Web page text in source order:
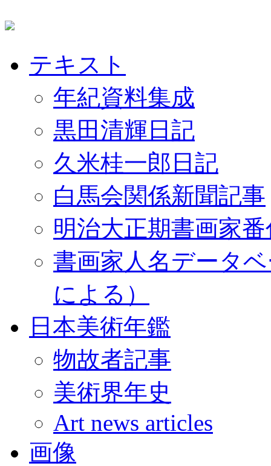
テキスト
年紀資料集成
黒田清輝日記
久米桂一郎日記
白馬会関係新聞記事
明治大正期書画家
書画家人名データ
による）
日本美術年鑑
物故者記事
美術界年史
Art news articles
画像